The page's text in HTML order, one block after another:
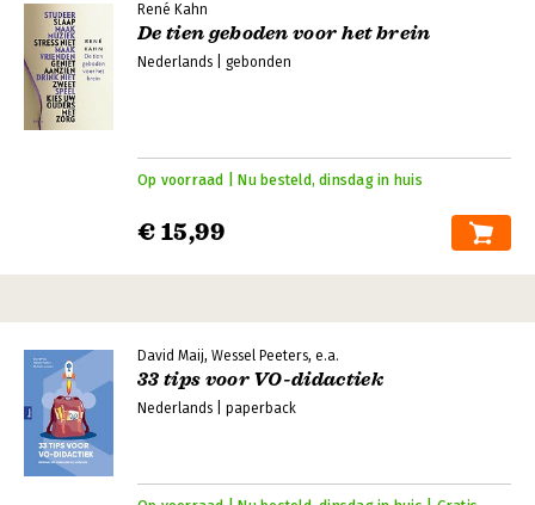
René Kahn
De tien geboden voor het brein
Nederlands | gebonden
Op voorraad | Nu besteld, dinsdag in huis
€ 15,99
David Maij, Wessel Peeters, e.a.
33 tips voor VO-didactiek
Nederlands | paperback